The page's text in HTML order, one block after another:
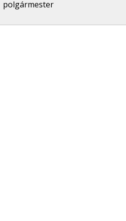
polgármester